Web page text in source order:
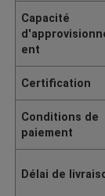
Capacité
ent
Certification
Conditions de
paiement
Délai de